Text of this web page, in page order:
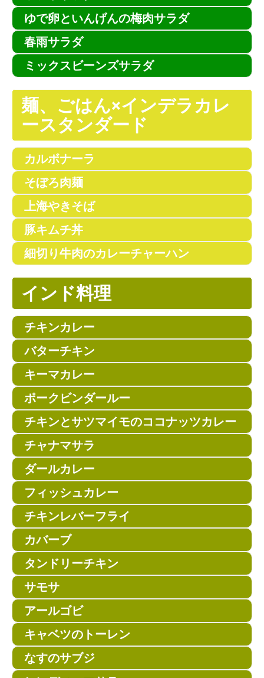
ゆで卵といんげんの梅肉サラダ
春雨サラダ
ミックスビーンズサラダ
麺、ごはん×インデラカレ
ースタンダード
カルボナーラ
そぼろ肉麺
上海やきそば
豚キムチ丼
細切り牛肉のカレーチャーハン
インド料理
チキンカレー
バターチキン
キーマカレー
ポークビンダールー
チキンとサツマイモのココナッツカレー
チャナマサラ
ダールカレー
フィッシュカレー
チキンレバーフライ
カバーブ
タンドリーチキン
サモサ
アールゴビ
キャベツのトーレン
なすのサブジ